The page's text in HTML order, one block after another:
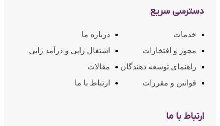
دسترسی سریع
خدمات
درباره ما
مجوز و افتخارات
اشتغال زایی و درآمد زایی
راهنمای توسعه دهندگان
مقالات
قوانین و مقررات
ارتباط با ما
ارتباط با ما